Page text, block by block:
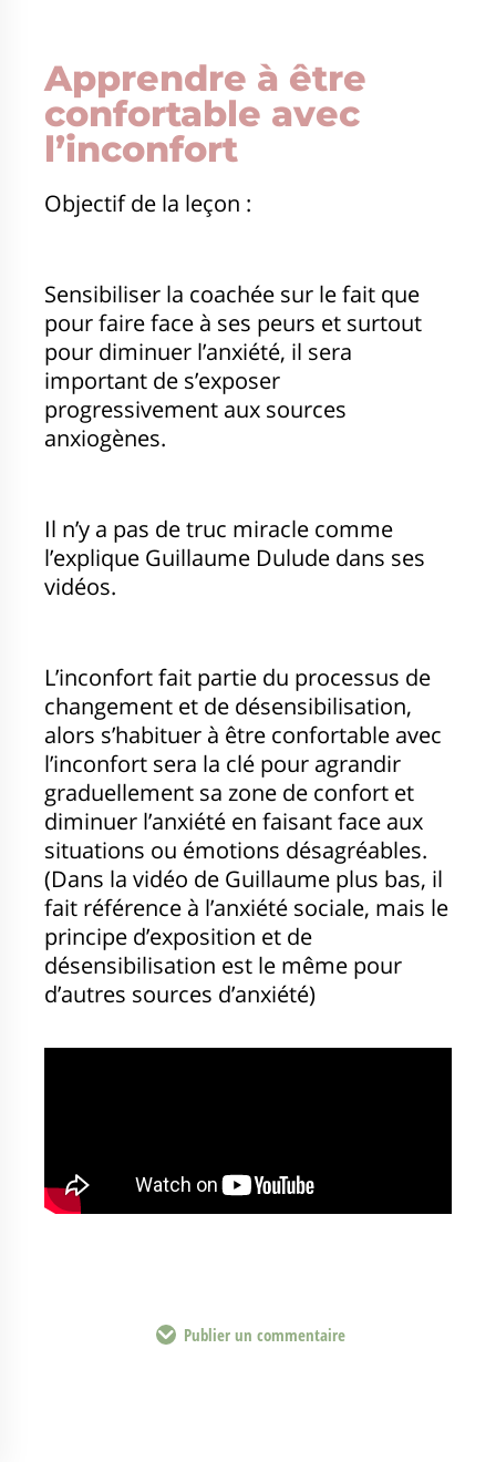
Apprendre à être
confortable avec
l’inconfort
Objectif de la leçon :
Sensibiliser la coachée sur le fait que
pour faire face à ses peurs et surtout
pour diminuer l’anxiété, il sera
important de s’exposer
progressivement aux sources
anxiogènes.
Il n’y a pas de truc miracle comme
l’explique Guillaume Dulude dans ses
vidéos.
L’inconfort fait partie du processus de
changement et de désensibilisation,
alors s’habituer à être confortable avec
l’inconfort sera la clé pour agrandir
graduellement sa zone de confort et
diminuer l’anxiété en faisant face aux
situations ou émotions désagréables.
(Dans la vidéo de Guillaume plus bas, il
fait référence à l’anxiété sociale, mais le
principe d’exposition et de
désensibilisation est le même pour
d’autres sources d’anxiété)
Publier un commentaire